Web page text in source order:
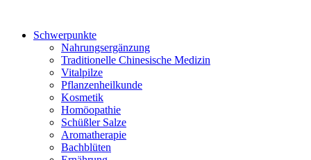
Schwerpunkte
Nahrungsergänzung
Traditionelle Chinesische Medizin
Vitalpilze
Pflanzenheilkunde
Kosmetik
Homöopathie
Schüßler Salze
Aromatherapie
Bachblüten